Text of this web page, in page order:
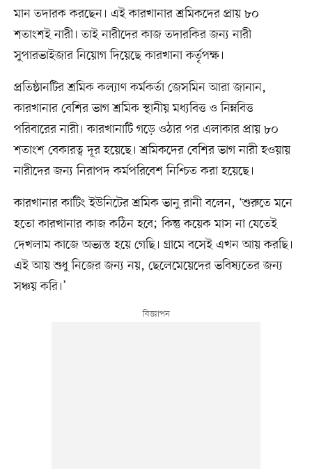
মান তদারক করছেন। এই কারখানার শ্রমিকদের প্রায় ৮০
শতাংশই নারী। তাই নারীদের কাজ তদারকির জন্য নারী
সুপারভাইজার নিয়োগ দিয়েছে কারখানা কর্তৃপক্ষ।
প্রতিষ্ঠানটির শ্রমিক কল্যাণ কর্মকর্তা জেসমিন আরা জানান,
কারখানার বেশির ভাগ শ্রমিক স্থানীয় মধ্যবিত্ত ও নিম্নবিত্ত
পরিবারের নারী। কারখানাটি গড়ে ওঠার পর এলাকার প্রায় ৮০
শতাংশ বেকারত্ব দূর হয়েছে। শ্রমিকদের বেশির ভাগ নারী হওয়ায়
নারীদের জন্য নিরাপদ কর্মপরিবেশ নিশ্চিত করা হয়েছে।
কারখানার কাটিং ইউনিটের শ্রমিক ভানু রানী বলেন, ‘শুরুতে মনে
হতো কারখানার কাজ কঠিন হবে; কিন্তু কয়েক মাস না যেতেই
দেখলাম কাজে অভ্যস্ত হয়ে গেছি। গ্রামে বসেই এখন আয় করছি।
এই আয় শুধু নিজের জন্য নয়, ছেলেমেয়েদের ভবিষ্যতের জন্য
সঞ্চয় করি।’